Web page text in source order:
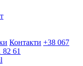
Контакти +38 067
82 61